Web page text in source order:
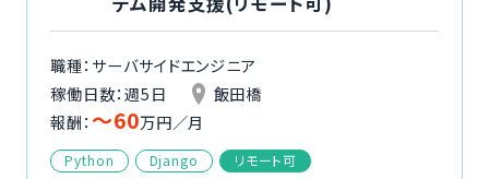
よくある質問
福利厚生
ご利用者様の声
職種：サーバサイドエンジニア
稼働日数：週5日
飯田橋
報酬： 〜60万円／月
Python Django リモート可